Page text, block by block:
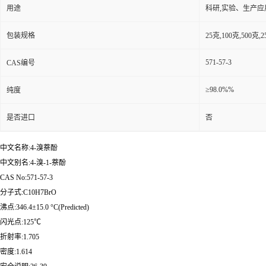
用途 科研,实验、生产应
包装规格 25克,100克,500克
CAS编号 571-57-3
纯度 ≥98.0%%
是否进口 否
中文名称:4-溴萘酚
中文别名:4-溴-1-萘酚
CAS No:571-57-3
分子式:C10H7BrO
沸点:346.4±15.0 °C(Predicted)
闪光点:125℃
折射率:1.705
密度:1.614